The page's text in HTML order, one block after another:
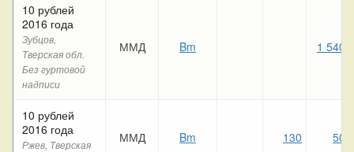
10 рублей
2016 года
Зубцов,
Тверская обл.
Без гуртовой
надписи
ММД Bm 1 540
10 рублей
2016 года
Ржев, Тверская
ММД Bm 130 50